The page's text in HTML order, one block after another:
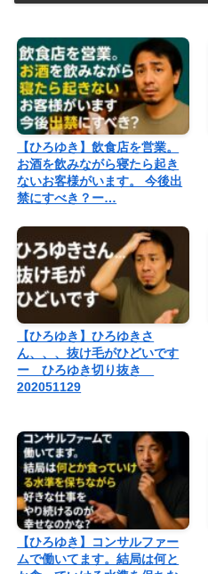
【ひろゆき】飲食店を営業。
お酒を飲みながら寝たら起き
ないお客様がいます。 今後出
禁にすべき？ー…
【ひろゆき】ひろゆきさ
ん、、、抜け毛がひどいです
ー ひろゆき切り抜き
202051129
【ひろゆき】コンサルファー
ムで働いてます。結局は何と